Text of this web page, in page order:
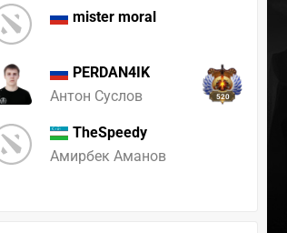
mister moral
PERDAN4IK
Антон Суслов
520
TheSpeedy
Амирбек Аманов